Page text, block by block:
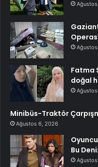
Fatma
doğal
Minibüs-Traktör
Ağustos 6, 2026
Bu